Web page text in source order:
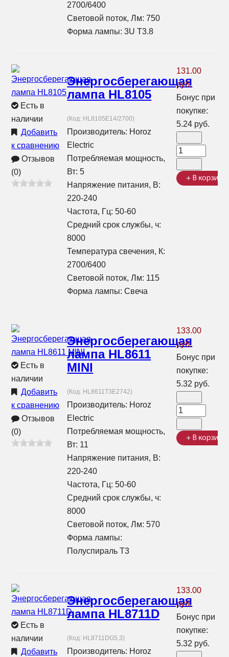
2700/6400
Световой поток, Лм: 750
Форма лампы: 3U T3.8
Есть в
наличии
Добавить
к сравнению
Отзывов
(0)
Энергосберегающая
лампа HL8105
(Код: HL8105E14/2700)
Производитель: Horoz
Electric
Потребляемая мощность,
Вт: 5
Напряжение питания, В:
220-240
Частота, Гц: 50-60
Средний срок службы, ч:
8000
Температура свечения, К:
2700/6400
Световой поток, Лм: 115
Форма лампы: Свеча
131.00
руб.
Бонус при
покупке:
5.24 руб.
Есть в
наличии
Добавить
к сравнению
Отзывов
(0)
Энергосберегающая
лампа HL8611
MINI
(Код: HL8611T3E2742)
Производитель: Horoz
Electric
Потребляемая мощность,
Вт: 11
Напряжение питания, В:
220-240
Частота, Гц: 50-60
Средний срок службы, ч:
8000
Световой поток, Лм: 570
Форма лампы:
Полуспираль T3
133.00
руб.
Бонус при
покупке:
5.32 руб.
Есть в
наличии
Добавить
Энергосберегающая
лампа HL8711D
(Код: HL8711DG5,3)
Производитель: Horoz
133.00
руб.
Бонус при
покупке:
5.32 руб.